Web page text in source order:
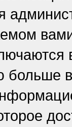
больше